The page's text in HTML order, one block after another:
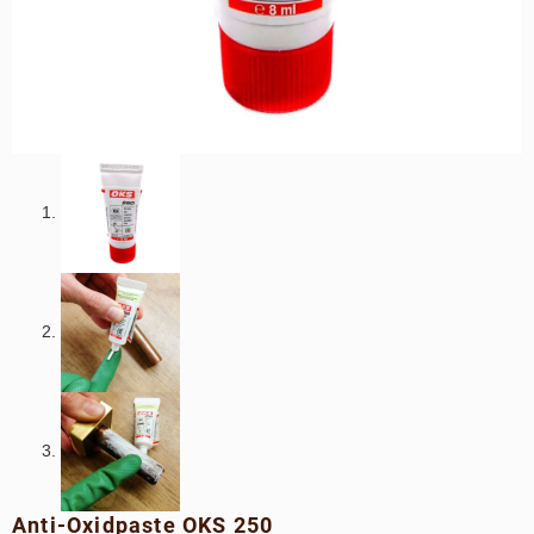
Anti-Oxidpaste OKS 250